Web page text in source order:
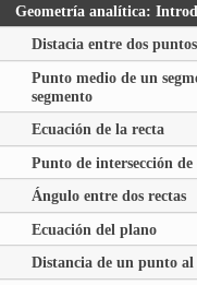
Geometría analítica:
Distacia entre dos puntos
Punto medio de un
segmento
Ecuación de la recta
Punto de intersección de
Ángulo entre dos rectas
Ecuación del plano
Distancia de un punto